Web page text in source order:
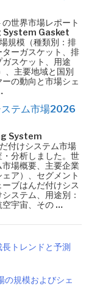
世界市場レポート
System Gasket
規模（種類別：排
ーガスケット、排
スケット、用途
、主要地域と国別
の動向と市場シェ
テム市場2026
System
付けシステム市場
分析しました。世
場概要、主要企業
ア）、セグメント
ブはんだ付けシス
ステム、用途別：
空宇宙、その …
トレンドと予測
の規模およびシェ